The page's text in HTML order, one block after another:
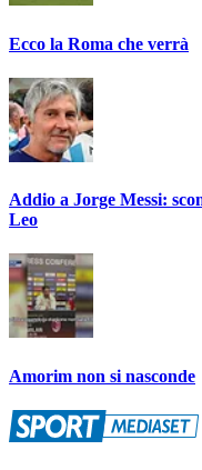
Ecco la Roma che verrà
Addio a Jorge Messi:
Leo
Amorim non si nasconde